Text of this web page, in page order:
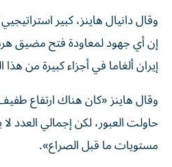
وقال دانيال هاينز، كبير
⁠إن أي جهود لمعاودة فتح مضيق
إيران ألغاما في أجزاء كبيرة من
وقال هاينز «كان هناك ​ارتفاع
حاولت العبور، لكن إجمالي العدد
مستويات ما قبل الصراع».